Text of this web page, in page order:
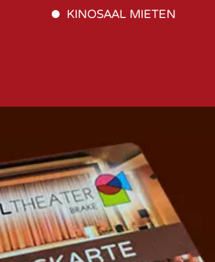
KINOSAAL MIETEN